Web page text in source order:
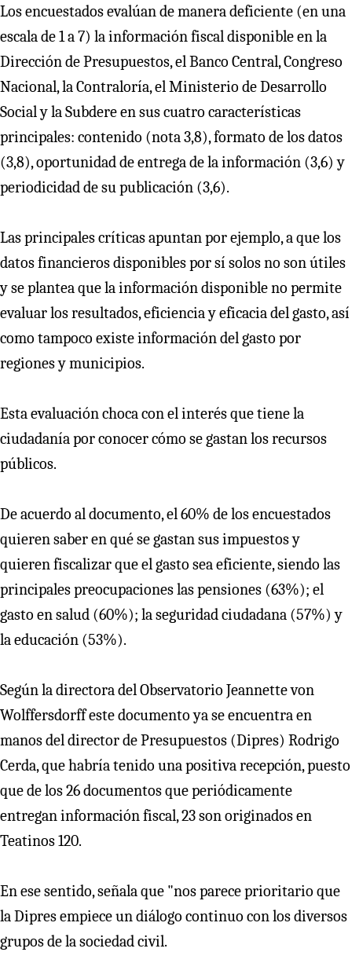
Los encuestados evalúan de manera deficiente (en una
escala de 1 a 7) la información fiscal disponible en la
Dirección de Presupuestos, el Banco Central, Congreso
Nacional, la Contraloría, el Ministerio de Desarrollo
Social y la Subdere en sus cuatro características
principales: contenido (nota 3,8), formato de los datos
(3,8), oportunidad de entrega de la información (3,6) y
periodicidad de su publicación (3,6).
Las principales críticas apuntan por ejemplo, a que los
datos financieros disponibles por sí solos no son útiles
y se plantea que la información disponible no permite
evaluar los resultados, eficiencia y eficacia del gasto, así
como tampoco existe información del gasto por
regiones y municipios.
Esta evaluación choca con el interés que tiene la
ciudadanía por conocer cómo se gastan los recursos
públicos.
De acuerdo al documento, el 60% de los encuestados
quieren saber en qué se gastan sus impuestos y
quieren fiscalizar que el gasto sea eficiente, siendo las
principales preocupaciones las pensiones (63%); el
gasto en salud (60%); la seguridad ciudadana (57%) y
la educación (53%).
Según la directora del Observatorio Jeannette von
Wolffersdorff este documento ya se encuentra en
manos del director de Presupuestos (Dipres) Rodrigo
Cerda, que habría tenido una positiva recepción, puesto
que de los 26 documentos que periódicamente
entregan información fiscal, 23 son originados en
Teatinos 120.
En ese sentido, señala que "nos parece prioritario que
la Dipres empiece un diálogo continuo con los diversos
grupos de la sociedad civil.